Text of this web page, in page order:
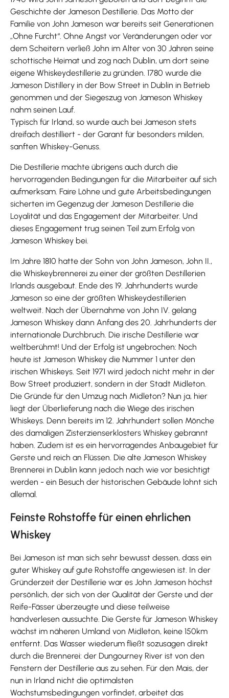
Geschichte der Jameson Destillerie. Das Motto der
Familie von John Jameson war bereits seit Generationen
„Ohne Furcht“. Ohne Angst vor Veränderungen oder vor
dem Scheitern verließ John im Alter von 30 Jahren seine
schottische Heimat und zog nach Dublin, um dort seine
eigene Whiskeydestillerie zu gründen. 1780 wurde die
Jameson Distillery in der Bow Street in Dublin in Betrieb
genommen und der Siegeszug von Jameson Whiskey
nahm seinen Lauf.
Typisch für Irland, so wurde auch bei Jameson stets
dreifach destilliert - der Garant für besonders milden,
sanften Whiskey-Genuss.
Die Destillerie machte übrigens auch durch die
hervorragenden Bedingungen für die Mitarbeiter auf sich
aufmerksam. Faire Löhne und gute Arbeitsbedingungen
sicherten im Gegenzug der Jameson Destillerie die
Loyalität und das Engagement der Mitarbeiter. Und
dieses Engagement trug seinen Teil zum Erfolg von
Jameson Whiskey bei.
Im Jahre 1810 hatte der Sohn von John Jameson, John II.,
die Whiskeybrennerei zu einer der größten Destillerien
Irlands ausgebaut. Ende des 19. Jahrhunderts wurde
Jameson so eine der größten Whiskeydestillerien
weltweit. Nach der Übernahme von John IV. gelang
Jameson Whiskey dann Anfang des 20. Jahrhunderts der
internationale Durchbruch. Die irische Destillerie war
weltberühmt! Und der Erfolg ist ungebrochen: Noch
heute ist Jameson Whiskey die Nummer 1 unter den
irischen Whiskeys. Seit 1971 wird jedoch nicht mehr in der
Bow Street produziert, sondern in der Stadt Midleton.
Die Gründe für den Umzug nach Midleton? Nun ja, hier
liegt der Überlieferung nach die Wiege des irischen
Whiskeys. Denn bereits im 12. Jahrhundert sollen Mönche
des damaligen Zisterzienserklosters Whiskey gebrannt
haben. Zudem ist es ein hervorragendes Anbaugebiet für
Gerste und reich an Flüssen. Die alte Jameson Whiskey
Brennerei in Dublin kann jedoch nach wie vor besichtigt
werden - ein Besuch der historischen Gebäude lohnt sich
allemal.
Feinste Rohstoffe für einen ehrlichen
Whiskey
Bei Jameson ist man sich sehr bewusst dessen, dass ein
guter Whiskey auf gute Rohstoffe angewiesen ist. In der
Gründerzeit der Destillerie war es John Jameson höchst
persönlich, der sich von der Qualität der Gerste und der
Reife-Fässer überzeugte und diese teilweise
handverlesen aussuchte. Die Gerste für Jameson Whiskey
wächst im näheren Umland von Midleton, keine 150km
entfernt. Das Wasser wiederum fließt sozusagen direkt
durch die Brennerei: der Dungourney River ist von den
Fenstern der Destillerie aus zu sehen. Für den Mais, der
nun in Irland nicht die optimalsten
Wachstumsbedingungen vorfindet, arbeitet das